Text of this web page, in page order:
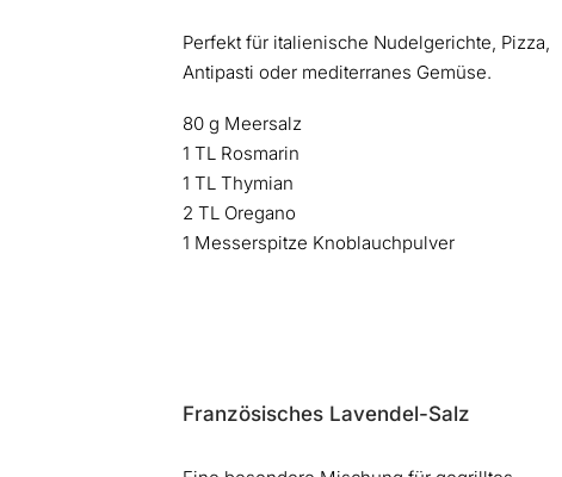
Perfekt für italienische Nudelgerichte, Pizza,
Antipasti oder mediterranes Gemüse.
80 g Meersalz
1 TL Rosmarin
1 TL Thymian
2 TL Oregano
1 Messerspitze Knoblauchpulver
Französisches Lavendel-Salz